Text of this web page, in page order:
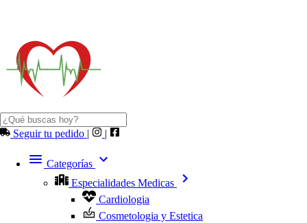
Seguir tu pedido | |
Categorías
Especialidades Medicas
Cardiologia
Cosmetologia y Estetica